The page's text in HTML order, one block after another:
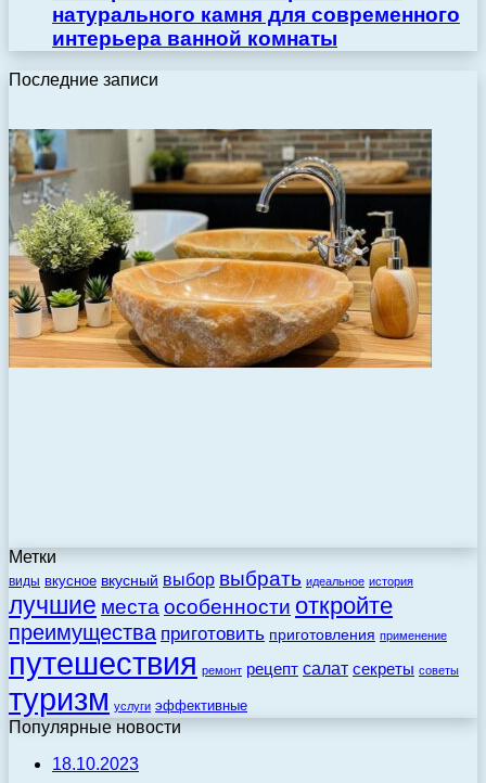
натурального камня для современного
интерьера ванной комнаты
Последние записи
Метки
виды вкусное вкусный выбор выбрать идеальное история
лучшие местаособенности откройте
преимущества приготовить приготовления применение
путешествия ремонт рецепт салат секреты советы
туризм услуги эффективные
Популярные новости
18.10.2023